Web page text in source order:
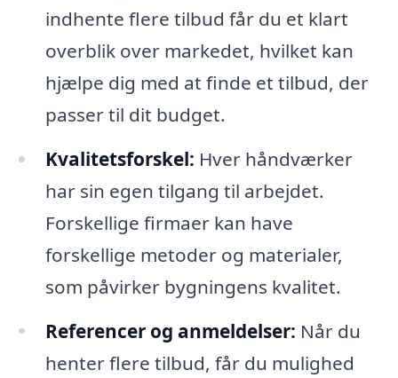
indhente flere tilbud får du et klart
overblik over markedet, hvilket kan
hjælpe dig med at finde et tilbud, der
passer til dit budget.
Kvalitetsforskel: Hver håndværker
har sin egen tilgang til arbejdet.
Forskellige firmaer kan have
forskellige metoder og materialer,
som påvirker bygningens kvalitet.
Referencer og anmeldelser: Når du
henter flere tilbud, får du mulighed